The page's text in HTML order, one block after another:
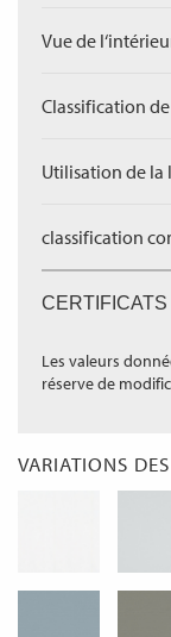
Vue de
Classification
Utilisation de la
classification
CERTIFICATS
Les valeurs
réserve de
VARIATIONS